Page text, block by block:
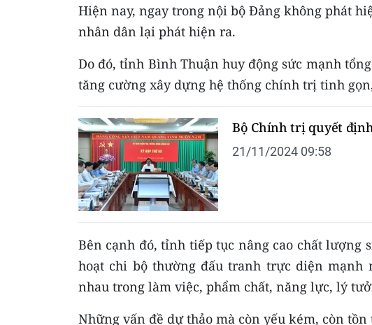
Hiện nay, ngay trong nội bộ Đảng không phát
nhân dân lại phát hiện ra.
Do đó, tỉnh Bình Thuận huy động sức mạnh
tăng cường xây dựng hệ thống chính trị tinh
Bộ Chính trị quyết
21/11/2024 09:58
Bên cạnh đó, tỉnh tiếp tục nâng cao chất lượng
hoạt chi bộ thường đấu tranh trực diện mạnh
nhau trong làm việc, phẩm chất, năng lực, lý
Những vấn đề dự thảo mà còn yếu kém, còn